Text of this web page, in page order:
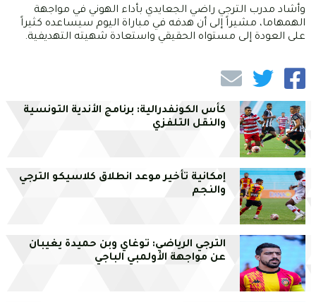
وأشاد مدرب الترجي راضي الجعايدي بأداء الهوني في مواجهة
الهمهاما، مشيراً إلى أن هدفه في مباراة اليوم سيساعده كثيراً
على العودة إلى مستواه الحقيقي واستعادة شهيته التهديفية.
كأس الكونفدرالية: برنامج الأندية التونسية
والنقل التلفزي
إمكانية تأخير موعد انطلاق كلاسيكو الترجي
والنجم
الترجي الرياضي: توغاي وبن حميدة يغيبان
عن مواجهة الأولمبي الباجي